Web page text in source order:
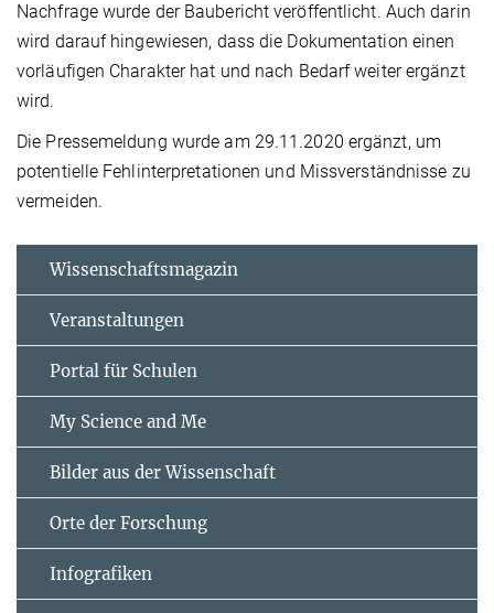
Nachfrage wurde der Baubericht veröffentlicht. Auch darin
wird darauf hingewiesen, dass die Dokumentation einen
vorläufigen Charakter hat und nach Bedarf weiter ergänzt
wird.
Die Pressemeldung wurde am 29.11.2020 ergänzt, um
potentielle Fehlinterpretationen und Missverständnisse zu
vermeiden.
Wissenschaftsmagazin
Veranstaltungen
Portal für Schulen
My Science and Me
Bilder aus der Wissenschaft
Orte der Forschung
Infografiken